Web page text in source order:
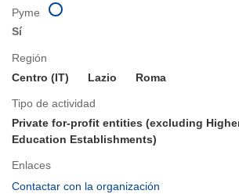
Pyme
Sí
Región
Centro (IT)
Lazio Roma
Tipo de actividad
Private for-profit entities (excluding
Education Establishments)
Enlaces
Contactar con la organización